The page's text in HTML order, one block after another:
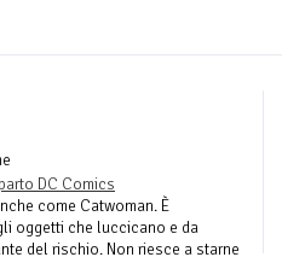
DC Comics
come Catwoman. È
oggetti che luccicano e da
del rischio. Non riesce a starne